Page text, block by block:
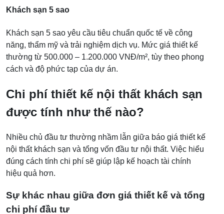
Khách sạn 5 sao
Khách sạn 5 sao yêu cầu tiêu chuẩn quốc tế về công
năng, thẩm mỹ và trải nghiệm dịch vụ. Mức giá thiết kế
thường từ 500.000 – 1.200.000 VNĐ/m², tùy theo phong
cách và độ phức tạp của dự án.
Chi phí thiết kế nội thất khách sạn
được tính như thế nào?
Nhiều chủ đầu tư thường nhầm lẫn giữa báo giá thiết kế
nội thất khách sạn và tổng vốn đầu tư nội thất. Việc hiểu
đúng cách tính chi phí sẽ giúp lập kế hoạch tài chính
hiệu quả hơn.
Sự khác nhau giữa đơn giá thiết kế và tổng
chi phí đầu tư